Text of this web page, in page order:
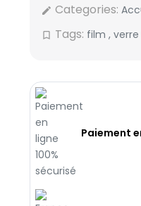
edit Categories:
bookmark_border Tags: film ,
Paiement